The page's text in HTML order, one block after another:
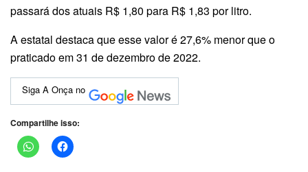
passará dos atuais R$ 1,80 para R$ 1,83 por litro.
A estatal destaca que esse valor é 27,6% menor que o
praticado em 31 de dezembro de 2022.
Siga A Onça no
Compartilhe isso: